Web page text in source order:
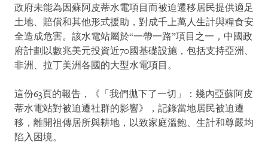
政府未能為因蘇阿皮蒂水電項目而被迫遷移居民提供適足
土地、賠償和其他形式援助，對成千上萬人生計與糧食安
全造成危害。該水電站屬於“一帶一路”項目之一，中國政
府計劃以數兆美元投資近70國基礎設施，包括支持亞洲、
非洲、拉丁美洲各國的大型水電項目。
這份63頁的報告，《「我們拋下了一切」：幾內亞蘇阿皮
蒂水電站對被迫遷社群的影響》，記錄當地居民被迫遷
移，離開祖傳居所與耕地，以致家庭溫飽、生計和尊嚴均
陷入困境。